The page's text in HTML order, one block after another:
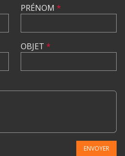
PRÉNOM *
OBJET *
ENVOYER